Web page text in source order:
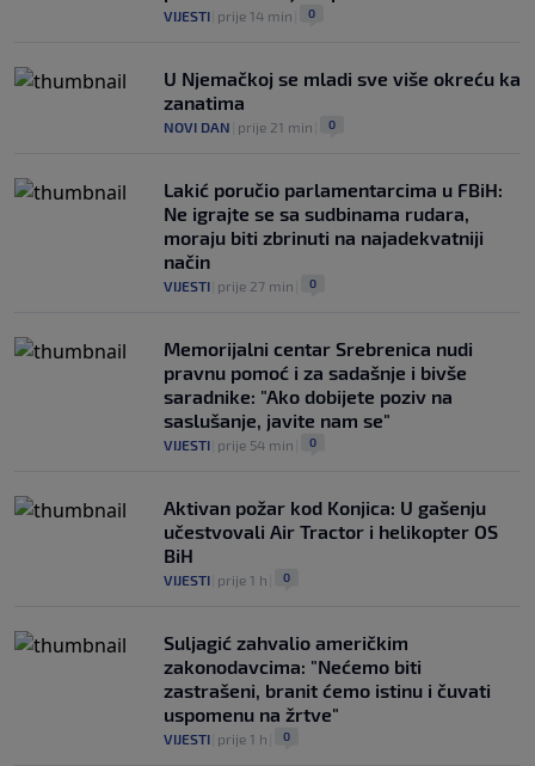
VIJESTI prije 14 min 0
U Njemačkoj se mladi sve više okreću ka
zanatima
NOVI DAN prije 21 min 0
Lakić poručio parlamentarcima u FBiH:
Ne igrajte se sa sudbinama rudara,
moraju biti zbrinuti na najadekvatniji
način
VIJESTI prije 27 min 0
Memorijalni centar Srebrenica nudi
pravnu pomoć i za sadašnje i bivše
saradnike: "Ako dobijete poziv na
saslušanje, javite nam se"
VIJESTI prije 54 min 0
Aktivan požar kod Konjica: U gašenju
učestvovali Air Tractor i helikopter OS
BiH
VIJESTI prije 1 h 0
Suljagić zahvalio američkim
zakonodavcima: "Nećemo biti
zastrašeni, branit ćemo istinu i čuvati
uspomenu na žrtve"
VIJESTI prije 1 h 0